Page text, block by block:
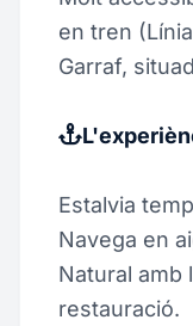
en tren
Garraf,
Estalvia
Navega en
Natural amb
restauració.